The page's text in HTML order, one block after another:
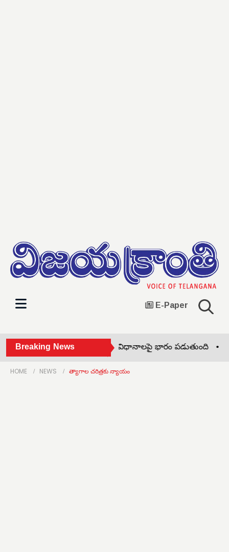
E-Paper
Breaking News
ధరలు పెంచడం ప్రజల జీవన విధానాలపై భారం పడుతుంది •
HOME NEWS త్యాగాల చరిత్రకు న్యాయం